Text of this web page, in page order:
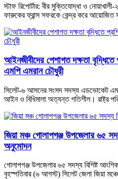
স্টাফ রিপোর্টার: বীর মুক্তিযোদ্ধা ও
ফারুকের ফ্রান্স সফরকে কেন্দ্র করে আয়োজিত
আইনজীবীদের পেশাগত দক্ষতা বৃদ্ধিতে
এমপি এমরান চৌধুরী
‎সিলেট-৬ আসনের সংসদ সদস্য এডভোকেট
আইন ও বিধিমালা অত্যন্ত গতিশীল। রাষ্ট্র
জিয়া মঞ্চ গোলাপগঞ্জ উপজেলার ৬৫
অনুমোদন
গোলাপগঞ্জ উপজেলার ৬৫ সদস্য বিশিষ্ট
বৃহস্পতিবার (৬ আগস্ট) সিলেট জেলা জিয়া